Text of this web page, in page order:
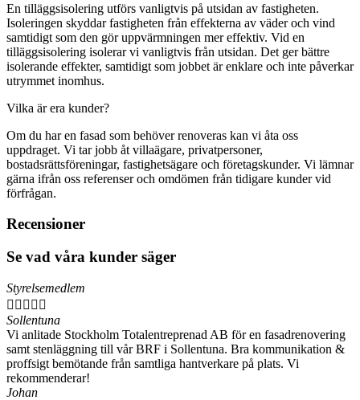
En tilläggsisolering utförs vanligtvis på utsidan av fastigheten.
Isoleringen skyddar fastigheten från effekterna av väder och vind
samtidigt som den gör uppvärmningen mer effektiv. Vid en
tilläggsisolering isolerar vi vanligtvis från utsidan. Det ger bättre
isolerande effekter, samtidigt som jobbet är enklare och inte påverkar
utrymmet inomhus.
Vilka är era kunder?
Om du har en fasad som behöver renoveras kan vi åta oss
uppdraget. Vi tar jobb åt villaägare, privatpersoner,
bostadsrättsföreningar, fastighetsägare och företagskunder. Vi lämnar
gärna ifrån oss referenser och omdömen från tidigare kunder vid
förfrågan.
Recensioner
Se vad våra kunder säger
Styrelsemedlem
    
Sollentuna
Vi anlitade Stockholm Totalentreprenad AB för en fasadrenovering
samt stenläggning till vår BRF i Sollentuna. Bra kommunikation &
proffsigt bemötande från samtliga hantverkare på plats. Vi
rekommenderar!
Johan